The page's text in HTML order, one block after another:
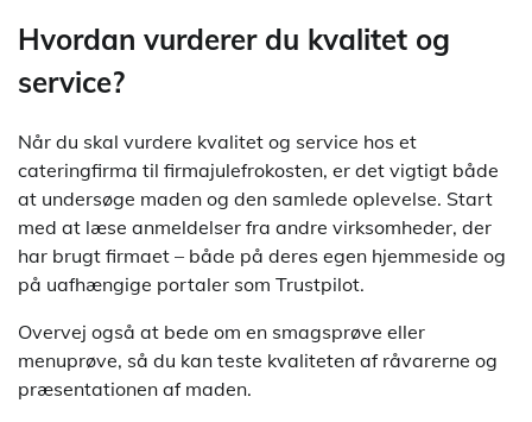
Hvordan vurderer du kvalitet og
service?
Når du skal vurdere kvalitet og service hos et
cateringfirma til firmajulefrokosten, er det vigtigt både
at undersøge maden og den samlede oplevelse. Start
med at læse anmeldelser fra andre virksomheder, der
har brugt firmaet – både på deres egen hjemmeside og
på uafhængige portaler som Trustpilot.
Overvej også at bede om en smagsprøve eller
menuprøve, så du kan teste kvaliteten af råvarerne og
præsentationen af maden.